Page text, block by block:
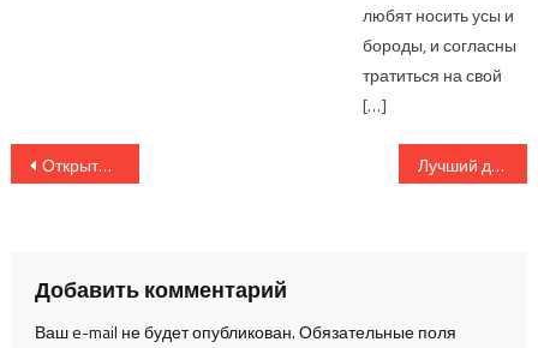
любят носить усы и
бороды, и согласны
тратиться на свой
[…]
Навигация по записям
Открытие шоу-рума MFORM Лучший дизайнер России 2022
Добавить комментарий
Ваш e-mail не будет опубликован.Обязательные поля